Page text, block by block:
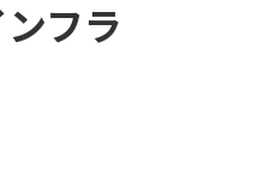
フラ